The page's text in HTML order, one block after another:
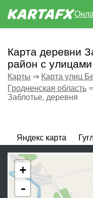
Карта деревни
район с
Карты ⇒ Карта улиц
Гродненская область
Заблотье, деревня
Яндекс карта
+
-